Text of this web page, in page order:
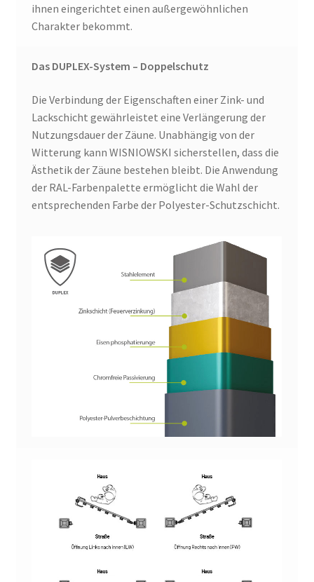
ihnen eingerichtet einen außergewöhnlichen
Charakter bekommt.
Das DUPLEX-System – Doppelschutz
Die Verbindung der Eigenschaften einer Zink- und
Lackschicht gewährleistet eine Verlängerung der
Nutzungsdauer der Zäune. Unabhängig von der
Witterung kann WISNIOWSKI sicherstellen, dass die
Ästhetik der Zäune bestehen bleibt. Die Anwendung
der RAL-Farbenpalette ermöglicht die Wahl der
entsprechenden Farbe der Polyester-Schutzschicht.